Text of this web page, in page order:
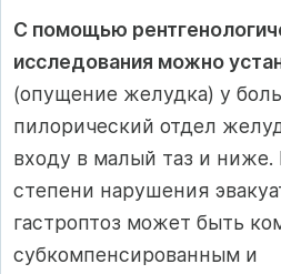
С помощью
исследования можно
(опущение желудка) у
пилорический отдел
входу в малый таз и ниже.
степени нарушения
гастроптоз может быть
субкомпенсированным и